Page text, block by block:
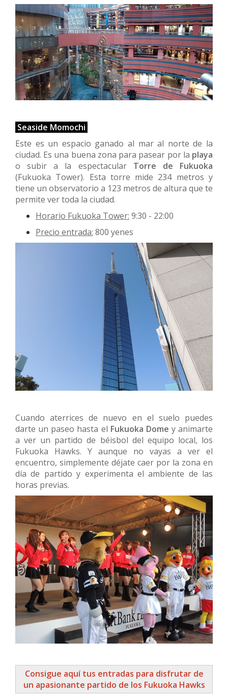
Seaside Momochi
Este es un espacio ganado al mar al norte de la
ciudad. Es una buena zona para pasear por la playa
o subir a la espectacular Torre de Fukuoka
(Fukuoka Tower). Esta torre mide 234 metros y
tiene un observatorio a 123 metros de altura que te
permite ver toda la ciudad.
Horario Fukuoka Tower: 9:30 - 22:00
Precio entrada: 800 yenes
Cuando aterrices de nuevo en el suelo puedes
darte un paseo hasta el Fukuoka Dome y animarte
a ver un partido de béisbol del equipo local, los
Fukuoka Hawks. Y aunque no vayas a ver el
encuentro, simplemente déjate caer por la zona en
día de partido y experimenta el ambiente de las
horas previas.
Consigue aquí tus entradas para disfrutar de
un apasionante partido de los Fukuoka Hawks